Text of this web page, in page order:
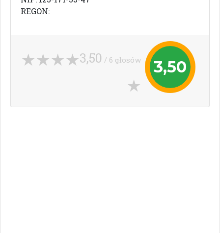
REGON:
3,50
3,50 / 6 głosów